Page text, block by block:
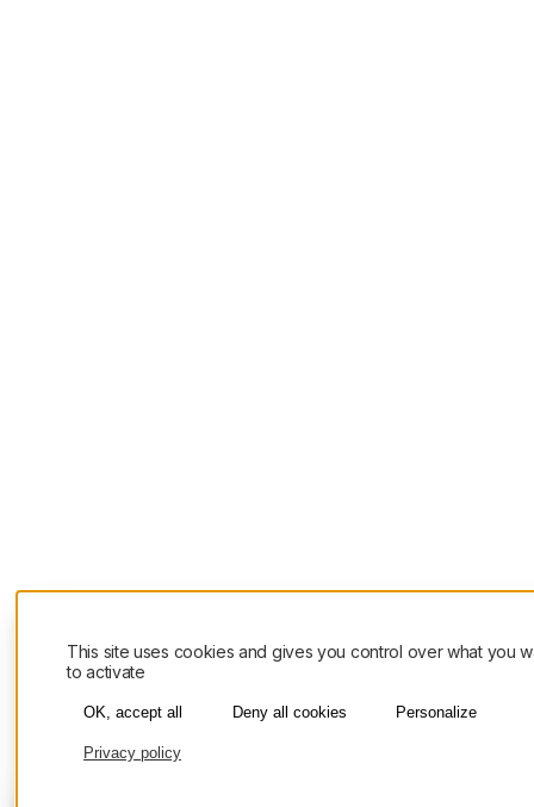
This site uses cookies and gives you control over what you
to activate
OK, accept all Deny all cookies Personalize
Privacy policy